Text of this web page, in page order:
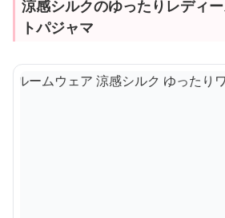
涼感シルクのゆったりレディ
トパジャマ